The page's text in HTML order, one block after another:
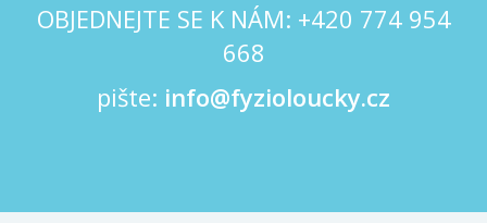
OBJEDNEJTE SE K NÁM: +420 774 954
668
pište: info@fyzioloucky.cz